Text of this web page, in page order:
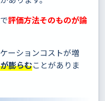
評価方法そのものが論
ーションコストが増
膨らむことがありま